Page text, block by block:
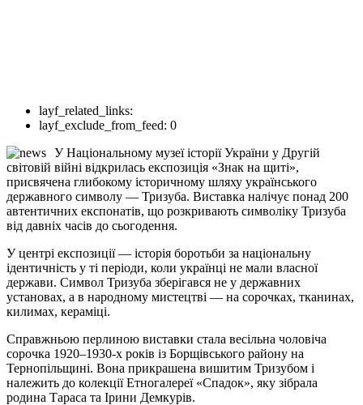
layf_related_links:
layf_exclude_from_feed: 0
У Національному музеї історії України у Другій
світовій війні відкрилась експозиція «Знак на щиті»,
присвячена глибокому історичному шляху українського
державного символу — Тризуба. Виставка налічує понад 200
автентичних експонатів, що розкривають символіку Тризуба
від давніх часів до сьогодення.
У центрі експозиції — історія боротьби за національну
ідентичність у ті періоди, коли українці не мали власної
держави. Символ Тризуба зберігався не у державних
установах, а в народному мистецтві — на сорочках, тканинах,
килимах, кераміці.
Справжньою перлиною виставки стала весільна чоловіча
сорочка 1920–1930-х років із Борщівського району на
Тернопільщині. Вона прикрашена вишитим Тризубом і
належить до колекції Етногалереї «Спадок», яку зібрала
родина Тараса та Ірини Демкурів.